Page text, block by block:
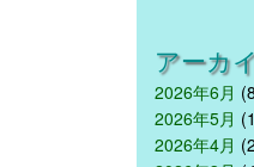
アーカ
2026年6月
2026年5月
2026年4月